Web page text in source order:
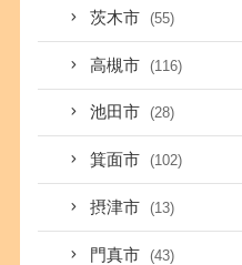
茨木市 (55)
高槻市 (116)
池田市 (28)
箕面市 (102)
摂津市 (13)
門真市 (43)